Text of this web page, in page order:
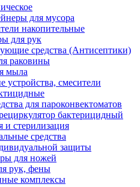
для мусора
накопительные
для рук
средства (Антисептики)
раковины
мыла
смесители
для пароконвектоматов
бактерицидный
и стерилизация
средства
защиты
для ножей
рук, фены
комплексы